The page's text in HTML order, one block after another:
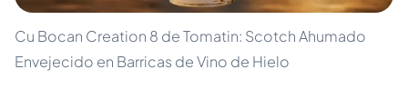
Cu Bocan Creation 8 de Tomatin: Scotch Ahumado
Envejecido en Barricas de Vino de Hielo